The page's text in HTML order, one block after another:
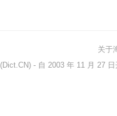
关于
(Dict.CN) - 自 2003 年 11 月 27